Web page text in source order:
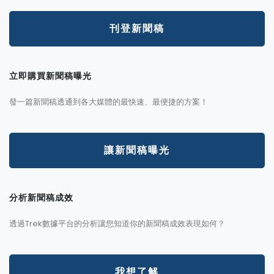
刊登新聞稿
立即購買新聞稿曝光
發一篇新聞稿透通到各大媒體的最快速、最便捷的方案！
讓新聞稿曝光
分析新聞稿成效
透過Trek數據平台的分析讓您知道你的新聞稿成效表現如何？